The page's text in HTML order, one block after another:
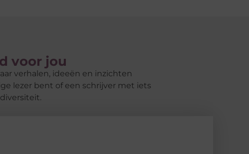
voor jou
verhalen, ideeën en inzichten
lezer bent of een schrijver met iets